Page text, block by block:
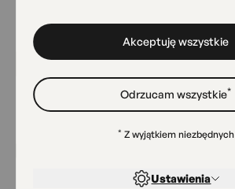
Akceptuję wszystkie
Odrzucam wszystkie*
Ustawienia
* Z wyjątkiem niezbędnych
Magazyn Sztuk
Radomska 13/21
Sala widowiskowa